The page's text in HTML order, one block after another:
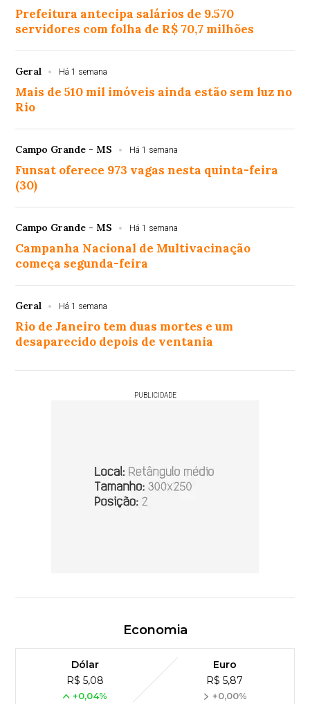
Prefeitura antecipa salários de 9.570
servidores com folha de R$ 70,7 milhões
Geral Há 1 semana
Mais de 510 mil imóveis ainda estão sem luz no
Rio
Campo Grande - MS Há 1 semana
Funsat oferece 973 vagas nesta quinta-feira
(30)
Campo Grande - MS Há 1 semana
Campanha Nacional de Multivacinação
começa segunda-feira
Geral Há 1 semana
Rio de Janeiro tem duas mortes e um
desaparecido depois de ventania
PUBLICIDADE
Economia
Dólar
R$ 5,08
+0,04%
Euro
R$ 5,87
+0,00%